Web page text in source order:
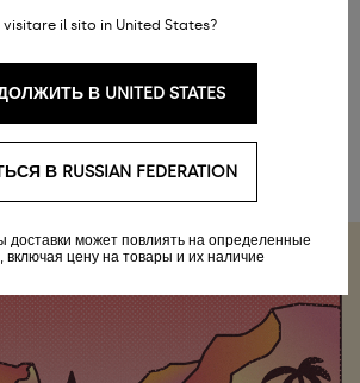
службу поддержки клиентов и получить
visitare il sito in United States?
В UNITED STATES
В RUSSIAN FEDERATION
доставки может повлиять на определенные
цену на товары и их наличие